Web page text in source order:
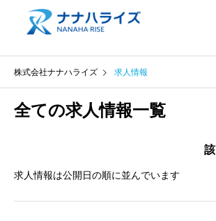
株式会社ナナハライズ 求人情報
全ての求人情報一覧
求人情報は公開日の順に並んでいます